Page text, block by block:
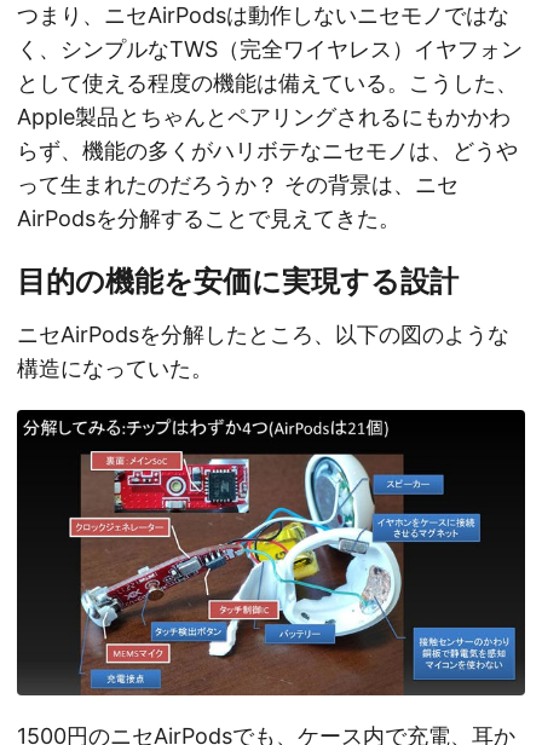
つまり、ニセAirPodsは動作しないニセモノではな
く、シンプルなTWS（完全ワイヤレス）イヤフォン
として使える程度の機能は備えている。こうした、
Apple製品とちゃんとペアリングされるにもかかわ
らず、機能の多くがハリボテなニセモノは、どうや
って生まれたのだろうか？ その背景は、ニセ
AirPodsを分解することで見えてきた。
目的の機能を安価に実現する設計
ニセAirPodsを分解したところ、以下の図のような
構造になっていた。
1500円のニセAirPodsでも、ケース内で充電、耳か